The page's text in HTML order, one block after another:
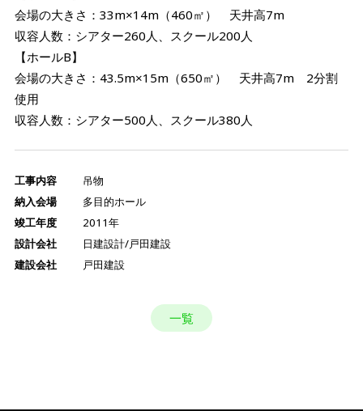
会場の大きさ：33m×14m（460㎡） 天井高7m
収容人数：シアター260人、スクール200人
【ホールB】
会場の大きさ：43.5m×15m（650㎡） 天井高7m 2分割
使用
収容人数：シアター500人、スクール380人
工事内容
吊物
納入会場
多目的ホール
竣工年度
2011年
設計会社
日建設計/戸田建設
建設会社
戸田建設
一覧